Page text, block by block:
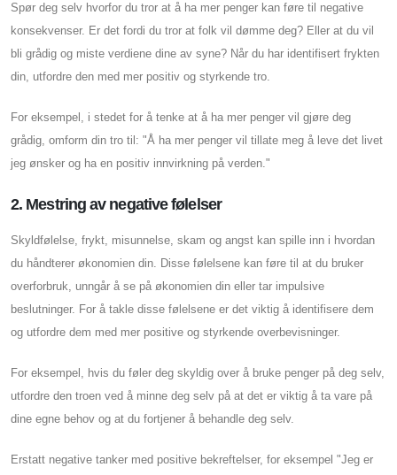
Spør deg selv hvorfor du tror at å ha mer penger kan føre til negative
konsekvenser. Er det fordi du tror at folk vil dømme deg? Eller at du vil
bli grådig og miste verdiene dine av syne? Når du har identifisert frykten
din, utfordre den med mer positiv og styrkende tro.
For eksempel, i stedet for å tenke at å ha mer penger vil gjøre deg
grådig, omform din tro til: "Å ha mer penger vil tillate meg å leve det livet
jeg ønsker og ha en positiv innvirkning på verden."
2. Mestring av negative følelser
Skyldfølelse, frykt, misunnelse, skam og angst kan spille inn i hvordan
du håndterer økonomien din. Disse følelsene kan føre til at du bruker
overforbruk, unngår å se på økonomien din eller tar impulsive
beslutninger. For å takle disse følelsene er det viktig å identifisere dem
og utfordre dem med mer positive og styrkende overbevisninger.
For eksempel, hvis du føler deg skyldig over å bruke penger på deg selv,
utfordre den troen ved å minne deg selv på at det er viktig å ta vare på
dine egne behov og at du fortjener å behandle deg selv.
Erstatt negative tanker med positive bekreftelser, for eksempel "Jeg er